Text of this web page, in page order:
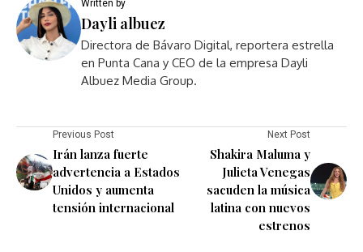
Written by
Dayli albuez
Directora de Bávaro Digital, reportera estrella
en Punta Cana y CEO de la empresa Dayli
Albuez Media Group.
Previous Post
Irán lanza fuerte
advertencia a Estados
Unidos y aumenta
tensión internacional
Next Post
Shakira Maluma y
Julieta Venegas
sacuden la música
latina con nuevos
estrenos